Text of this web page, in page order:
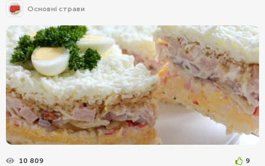
Основні страви
10 809 9